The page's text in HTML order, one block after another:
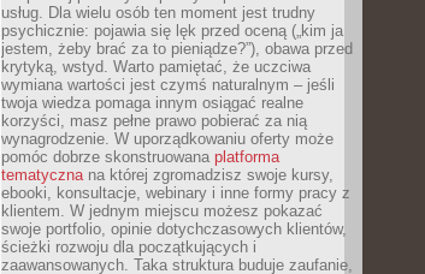
usług. Dla wielu osób ten moment jest trudny
psychicznie: pojawia się lęk przed oceną („kim ja
jestem, żeby brać za to pieniądze?”), obawa przed
krytyką, wstyd. Warto pamiętać, że uczciwa
wymiana wartości jest czymś naturalnym – jeśli
twoja wiedza pomaga innym osiągać realne
korzyści, masz pełne prawo pobierać za nią
wynagrodzenie. W uporządkowaniu oferty może
pomóc dobrze skonstruowana platforma
tematycznana której zgromadzisz swoje kursy,
ebooki, konsultacje, webinary i inne formy pracy z
klientem. W jednym miejscu możesz pokazać
swoje portfolio, opinie dotychczasowych klientów,
ścieżki rozwoju dla początkujących i
zaawansowanych. Taka struktura buduje zaufanie,